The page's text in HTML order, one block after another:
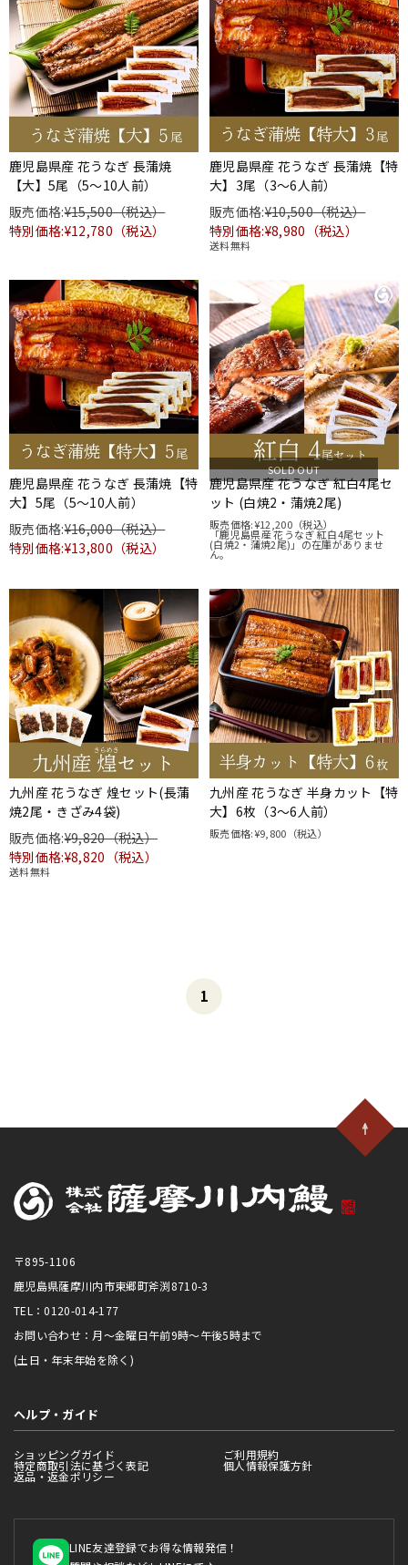
鹿児島県産 花うなぎ 長蒲焼
【大】5尾（5～10人前）
販売価格:¥15,500（税込）
特別価格:¥12,780（税込）
鹿児島県産 花うなぎ 長蒲焼【特
大】3尾（3～6人前）
販売価格:¥10,500（税込）
特別価格:¥8,980（税込）
送料無料
鹿児島県産 花うなぎ 長蒲焼【特
大】5尾（5～10人前）
販売価格:¥16,000（税込）
特別価格:¥13,800（税込）
SOLD OUT
鹿児島県産 花うなぎ 紅白4尾セ
ット (白焼2・蒲焼2尾)
販売価格:¥12,200（税込）
「鹿児島県産 花うなぎ 紅白4尾セット
(白焼2・蒲焼2尾)」の在庫がありませ
ん。
九州産 花うなぎ 煌セット(長蒲
焼2尾・きざみ4袋)
販売価格:¥9,820（税込）
特別価格:¥8,820（税込）
送料無料
九州産 花うなぎ 半身カット【特
大】6枚（3～6人前）
販売価格:¥9,800 （税込）
1
〒895-1106
鹿児島県薩摩川内市東郷町斧渕8710-3
TEL：0120-014-177
お問い合わせ：月～金曜日午前9時～午後5時まで
(土日・年末年始を除く)
ヘルプ・ガイド
ショッピングガイド ご利用規約
特定商取引法に基づく表記 個人情報保護方針
返品・返金ポリシー
LINE友達登録でお得な情報発信！